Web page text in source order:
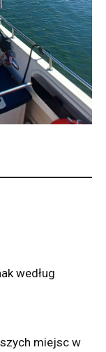
według
miejsc w